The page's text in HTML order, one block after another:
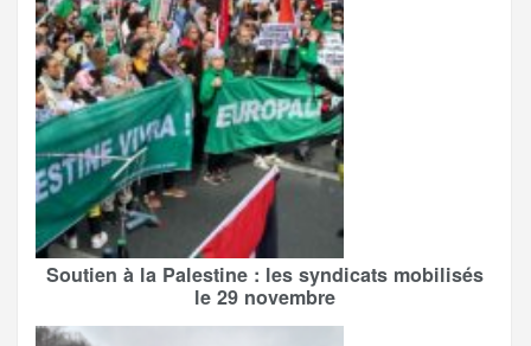
Soutien à la Palestine : les syndicats mobilisés
le 29 novembre